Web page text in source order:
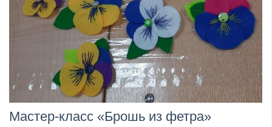
Мастер-класс «Брошь из фетра»